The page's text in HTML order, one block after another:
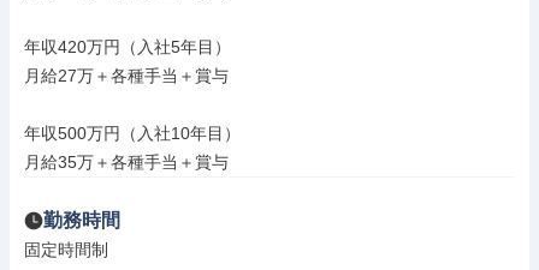
年収420万円（入社5年目）
月給27万＋各種手当＋賞与
年収500万円（入社10年目）
月給35万＋各種手当＋賞与
勤務時間
固定時間制